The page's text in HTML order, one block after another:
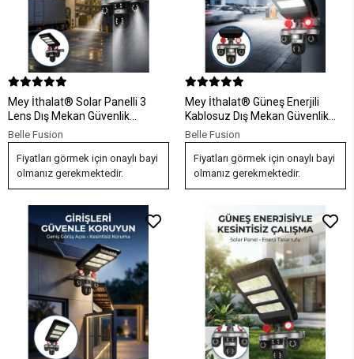
Mey İthalat® Solar Panelli 3
Lens Dış Mekan Güvenlik
Kamerası Hareket Algılamalı
LED Aydınlatmalı
Belle Fusion
Fiyatları görmek için onaylı bayi
olmanız gerekmektedir.
Mey İthalat® Güneş Enerjili
Kablosuz Dış Mekan Güvenlik
Kamerası Gece Görüşlü LED
Projektörlü
Belle Fusion
Fiyatları görmek için onaylı bayi
olmanız gerekmektedir.